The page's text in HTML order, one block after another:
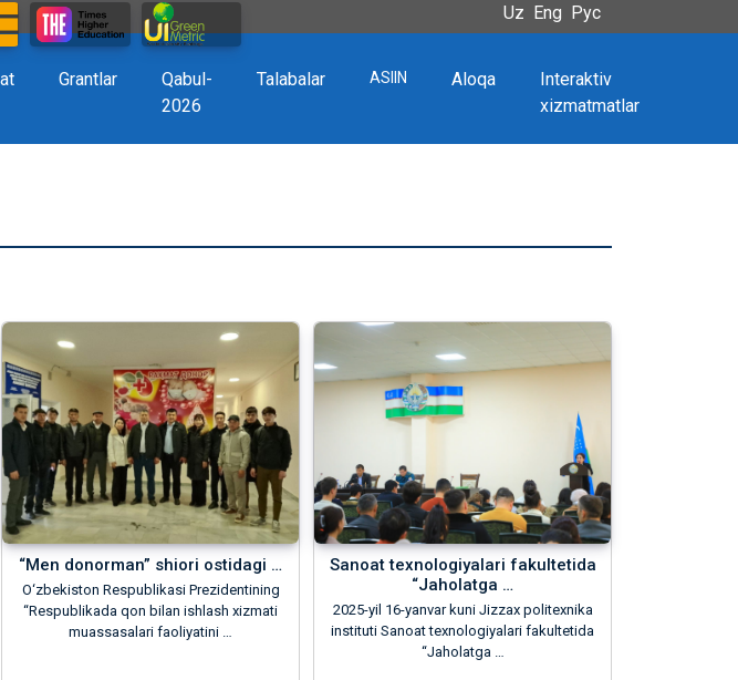
Uz Eng Рус
Grantlar
Qabul-
2026
Talabalar ASIIN Aloqa
Interaktiv
xizmatmatlar
“Men donorman” shiori ostidagi …
O‘zbekiston Respublikasi Prezidentining
“Respublikada qon bilan ishlash xizmati
muassasalari faoliyatini …
Sanoat texnologiyalari fakultetida
“Jaholatga …
2025-yil 16-yanvar kuni Jizzax politexnika
instituti Sanoat texnologiyalari fakultetida
“Jaholatga …